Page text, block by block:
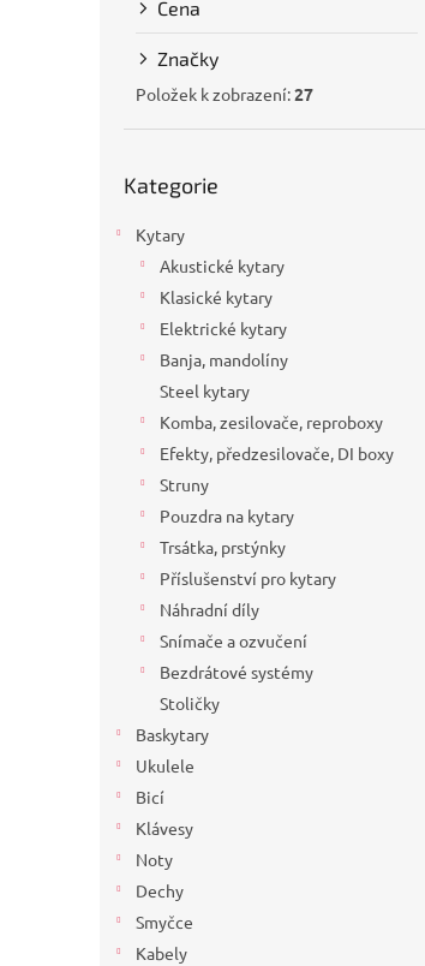
Cena
Značky
Položek k zobrazení:27
kategorie
Kategorie
Kytary
Akustické kytary
Klasické kytary
Elektrické kytary
Banja, mandolíny
Steel kytary
Komba, zesilovače, reproboxy
Efekty, předzesilovače, DI boxy
Struny
Pouzdra na kytary
Trsátka, prstýnky
Příslušenství pro kytary
Náhradní díly
Snímače a ozvučení
Bezdrátové systémy
Stoličky
Baskytary
Ukulele
Bicí
Klávesy
Noty
Dechy
Smyčce
Kabely